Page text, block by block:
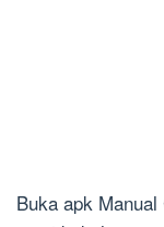
Buka apk